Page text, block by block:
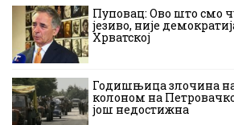
Пуповац: Ово што смо
језиво, није
Хрватској
Годишњица злочина
колоном на
још недостижна